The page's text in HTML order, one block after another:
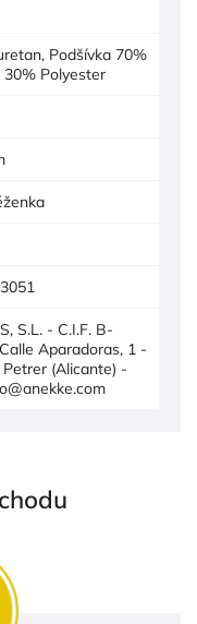
Podšívka 70%
30% Polyester
S.L. - C.I.F. B-
Aparadoras, 1 -
Petrer (Alicante) -